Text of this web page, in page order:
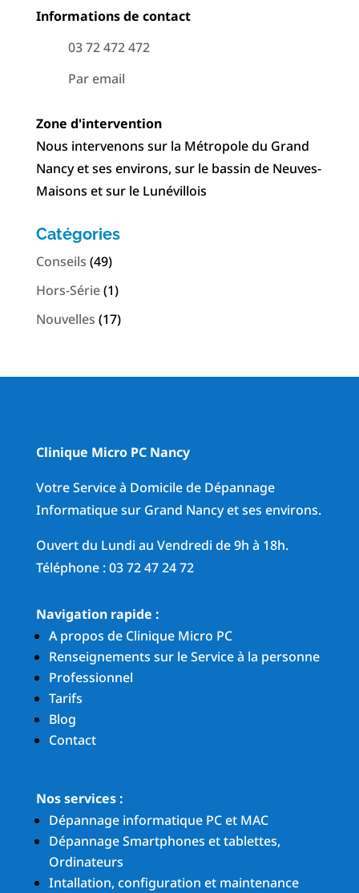
Informations de contact
03 72 472 472
Par email
Zone d'intervention
Nous intervenons sur la Métropole du Grand
Nancy et ses environs, sur le bassin de Neuves-
Maisons et sur le Lunévillois
Catégories
Conseils (49)
Hors-Série(1)
Nouvelles (17)
Clinique Micro PC Nancy
Votre Service à Domicile de Dépannage
Informatique sur Grand Nancy et ses environs.
Ouvert du Lundi au Vendredi de 9h à 18h.
Téléphone : 03 72 47 24 72
Navigation rapide :
A propos de Clinique Micro PC
Renseignements sur le Service à la personne
Professionnel
Tarifs
Blog
Contact
Nos services :
Dépannage informatique PC et MAC
Dépannage Smartphones et tablettes,
Ordinateurs
Intallation, configuration et maintenance